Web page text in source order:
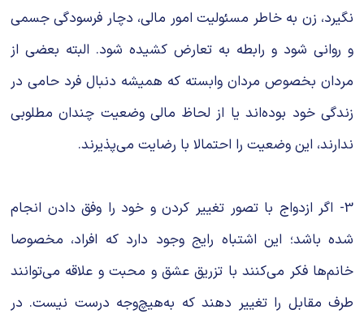
نگیرد، زن به خاطر مسئولیت امور مالی، دچار فرسودگی جسمی‌‌
و روانی شود و رابطه به تعارض کشیده شود. البته بعضی از
مردان بخصوص مردان وابسته که همیشه دنبال فرد حامی‌‌ در
زندگی خود بوده‌اند یا از لحاظ مالی وضعیت چندان مطلوبی
ندارند، این وضعیت را احتمالا با رضایت می‌پذیرند.
3- اگر ازدواج با تصور تغییر کردن و خود را وفق دادن انجام
شده باشد؛ این اشتباه رایج وجود دارد که افراد، مخصوصا
خانم‌ها فکر می‌‌کنند با تزریق عشق و محبت و علاقه می‌‌‌توانند
طرف مقابل را تغییر دهند که به‌هیچ‌وجه درست نیست. در